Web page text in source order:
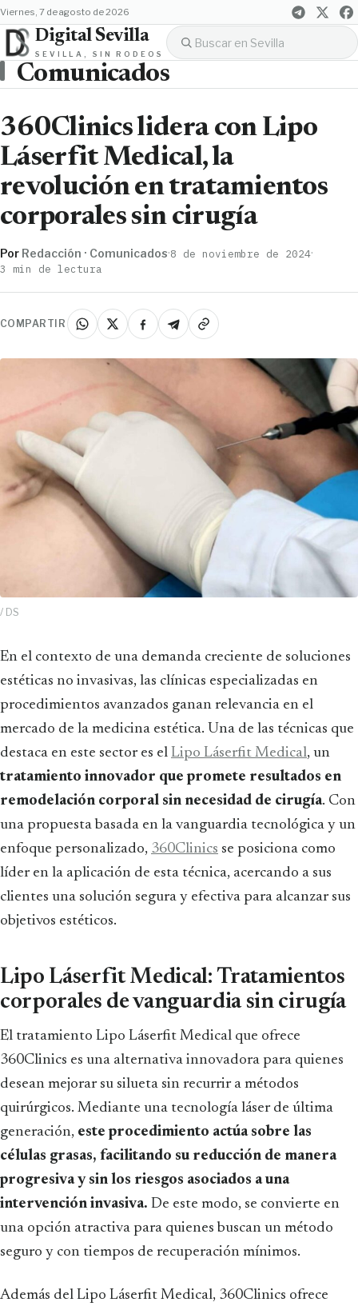
viernes, 7 de agosto de 2026
Digital Sevilla
SEVILLA, SIN RODEOS
Comunicados
360Clinics lidera con Lipo
Láserfit Medical, la
revolución en tratamientos
corporales sin cirugía
Por Redacción · Comunicados·8 de noviembre de 2024·
3 min de lectura
COMPARTIR
/ DS
En el contexto de una demanda creciente de soluciones
estéticas no invasivas, las clínicas especializadas en
procedimientos avanzados ganan relevancia en el
mercado de la medicina estética. Una de las técnicas que
destaca en este sector es el Lipo Láserfit Medical, un
tratamiento innovador que promete resultados en
remodelación corporal sin necesidad de cirugía. Con
una propuesta basada en la vanguardia tecnológica y un
enfoque personalizado, 360Clinics se posiciona como
líder en la aplicación de esta técnica, acercando a sus
clientes una solución segura y efectiva para alcanzar sus
objetivos estéticos.
Lipo Láserfit Medical: Tratamientos
corporales de vanguardia sin cirugía
El tratamiento Lipo Láserfit Medical que ofrece
360Clinics es una alternativa innovadora para quienes
desean mejorar su silueta sin recurrir a métodos
quirúrgicos. Mediante una tecnología láser de última
generación, este procedimiento actúa sobre las
células grasas, facilitando su reducción de manera
progresiva y sin los riesgos asociados a una
intervención invasiva. De este modo, se convierte en
una opción atractiva para quienes buscan un método
seguro y con tiempos de recuperación mínimos.
Además del Lipo Láserfit Medical, 360Clinics ofrece